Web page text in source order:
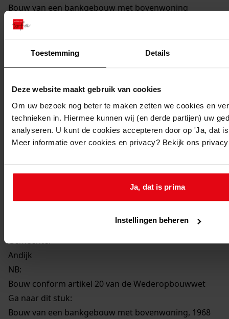
Toestemming Details
Deze website maakt gebruik van cookies
Om uw bezoek nog beter te maken zetten we cookies en
technieken in. Hiermee kunnen wij (en derde partijen) uw
analyseren. U kunt de cookies accepteren door op 'Ja, dat
Meer informatie over cookies en privacy? Bekijk ons
Ja, dat is prima
Instellingen beheren
Bouw van een bankgebouw met bovenwoning
Datum vergunning:
29-08-1968
Adres:
Andijk, Horn
Nieuw adres:
Andijk, Middenweg 54
Gemeente:
Andijk
NB:
Bouw conform artikel 20 van de Wederopbouwwet
Ga naar dit stuk:
Bouw van een bankgebouw met bovenwoning, 1968